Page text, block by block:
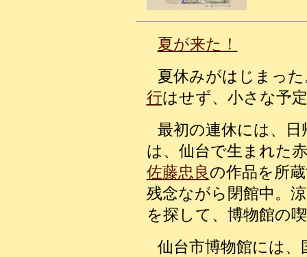
夏が来た！
夏休みがはじまっ
行はせず、小さな予
最初の連休には、
は、仙台で生まれた
佐藤忠良の作品を所
残念ながら閉館中。
を探して、博物館の
仙台市博物館には